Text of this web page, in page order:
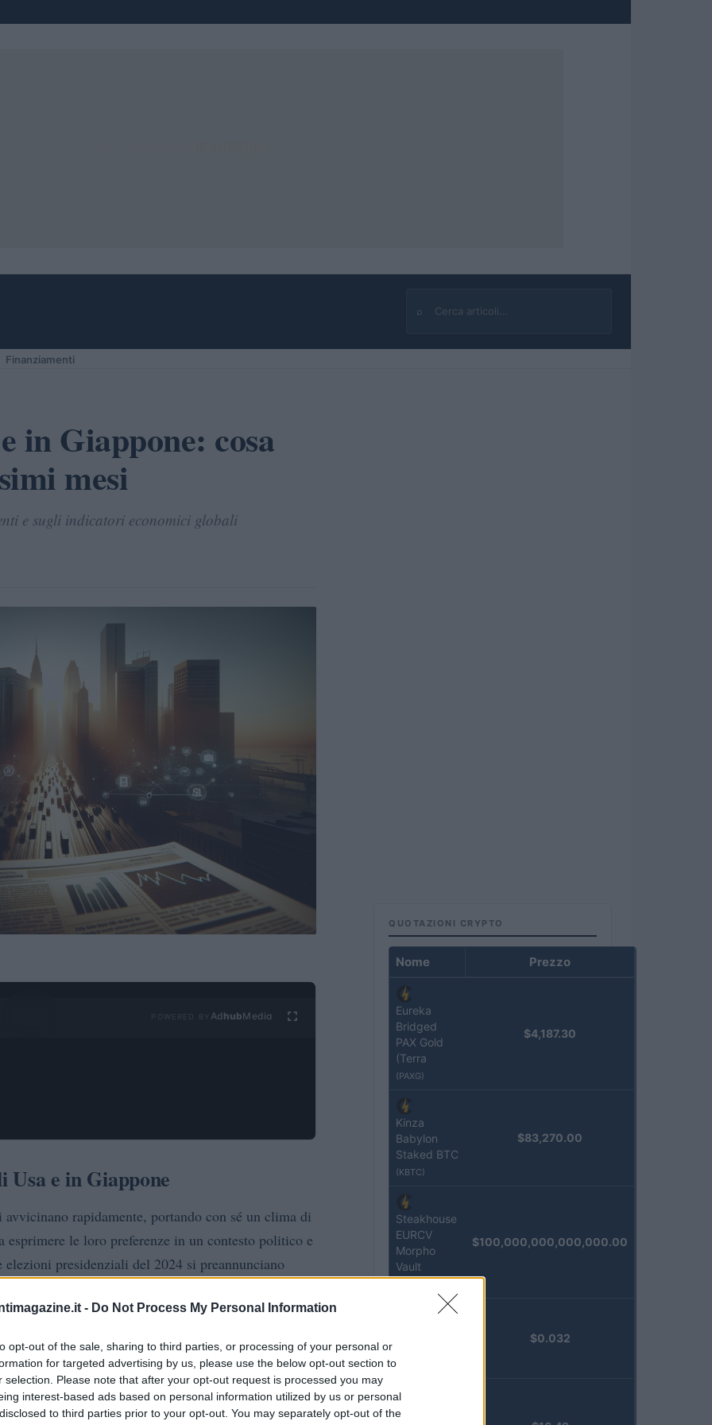
- Do Not Process My Personal Information
opt-out of the sale, sharing to third parties, or processing of your personal or
for targeted advertising by us, please use the below opt-out section to
selection. Please note that after your opt-out request is processed you may
interest-based ads based on personal information utilized by us or personal
to third parties prior to your opt-out. You may separately opt-out of the
⌕
Cerca
Finanziamenti
in Giappone: cosa
mesi
e sugli indicatori economici globali
Ad hubMedia
e in Giappone
rapidamente, portando con sé un clima di
esprimere le loro preferenze in un contesto politico e
presidenziali del 2024 si preannunciano
elezioni generali potrebbero segnare un
Questi eventi non solo influenzeranno le
a livello globale.
globale
QUOTAZIONI CRYPTO
Nome Prezzo
Eureka
Bridged
PAX Gold
(Terra
(PAXG)
$4,187.30
Kinza
Babylon
Staked BTC
(KBTC)
$83,270.00
Steakhouse
EURCV
Morpho
Vault
$100,000,000,000,000.00
(EPOCH)
$0.032
Stride